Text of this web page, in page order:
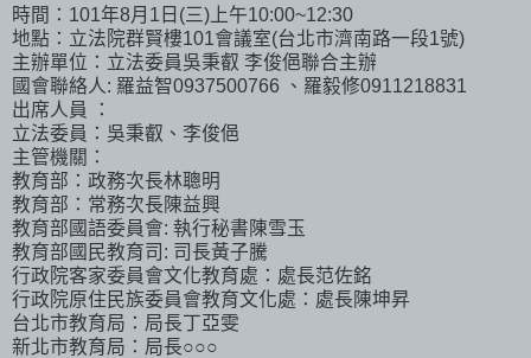
時間：101年8月1日(三)上午10:00~12:30
地點：立法院群賢樓101會議室(台北市濟南路一段1號)
主辦單位：立法委員吳秉叡 李俊俋聯合主辦
國會聯絡人: 羅益智0937500766 、羅毅修0911218831
出席人員 ：
立法委員：吳秉叡、李俊俋
主管機關：
教育部：政務次長林聰明
教育部：常務次長陳益興
教育部國語委員會: 執行秘書陳雪玉
教育部國民教育司: 司長黃子騰
行政院客家委員會文化教育處：處長范佐銘
行政院原住民族委員會教育文化處：處長陳坤昇
台北市教育局：局長丁亞雯
新北市教育局：局長○○○